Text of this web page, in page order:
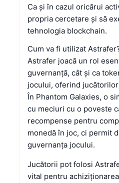
Ca și în cazul oricărui
propria cercetare și să
tehnologia blockchain.
Cum va fi utilizat
Astrafer joacă un rol
guvernanță, cât și ca
jocului, oferind
În Phantom Galaxies, o
cu meciuri cu o poveste
recompense pentru
monedă în joc, ci permit
guvernanța jocului.
Jucătorii pot folosi
vital pentru